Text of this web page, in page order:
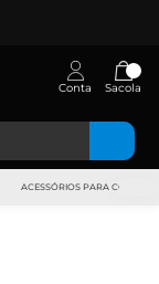
Conta Sacola
ACESSÓRIOS PARA